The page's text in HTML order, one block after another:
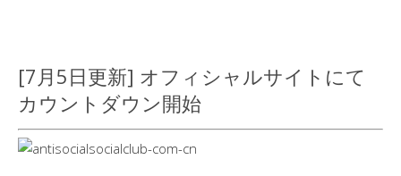
[7月5日更新] オフィシャルサイトにて
カウントダウン開始